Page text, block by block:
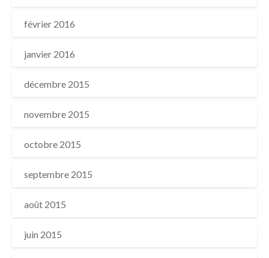
février 2016
janvier 2016
décembre 2015
novembre 2015
octobre 2015
septembre 2015
août 2015
juin 2015